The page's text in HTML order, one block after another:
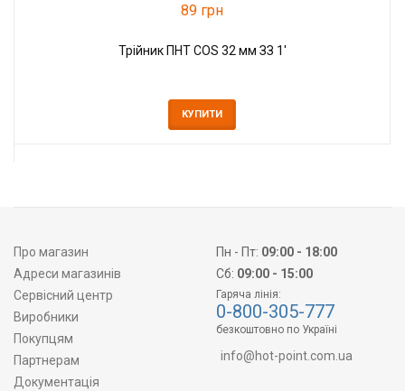
89 грн
Трійник ПНТ COS 32 мм ЗЗ 1'
КУПИТИ
Про магазин
Адреси магазинів
Сервісний центр
Виробники
Покупцям
Партнерам
Документація
Пн - Пт: 09:00 - 18:00
Сб: 09:00 - 15:00
Гаряча лінія:
0-800-305-777
безкоштовно по Україні
info@hot-point.com.ua